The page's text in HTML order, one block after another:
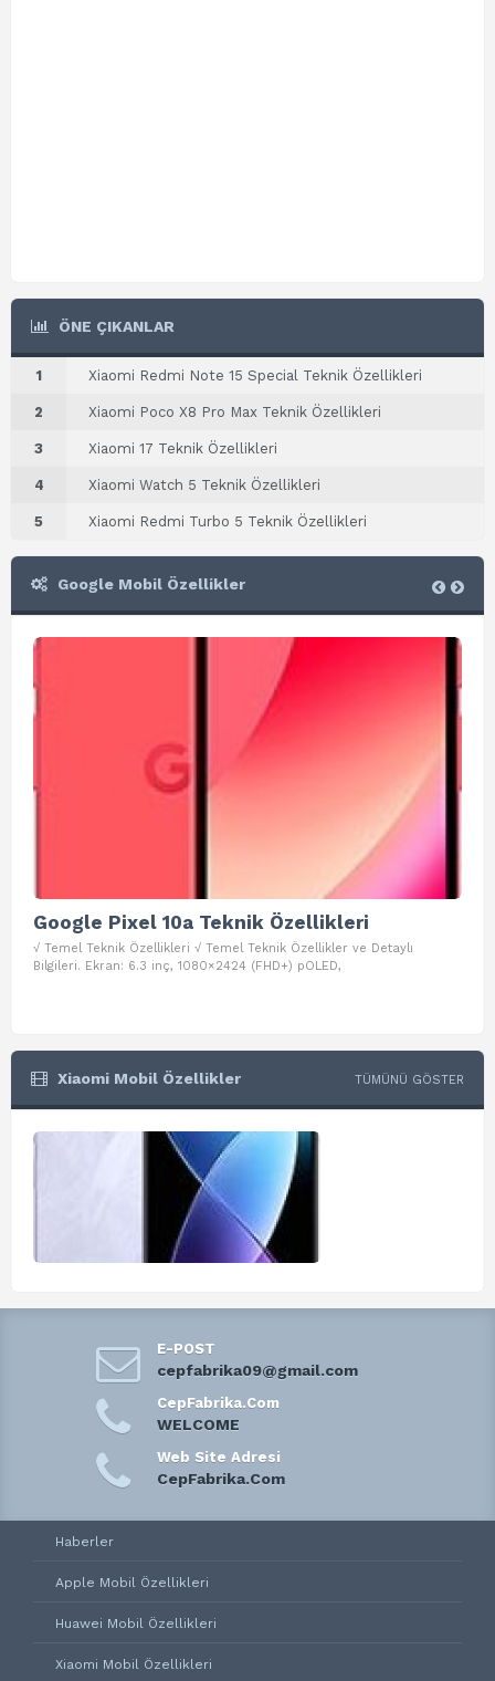
ÖNE ÇIKANLAR
1 Xiaomi Redmi Note 15 Special Teknik Özellikleri
2 Xiaomi Poco X8 Pro Max Teknik Özellikleri
3 Xiaomi 17 Teknik Özellikleri
4 Xiaomi Watch 5 Teknik Özellikleri
5 Xiaomi Redmi Turbo 5 Teknik Özellikleri
Google Mobil Özellikler
Google Pixel 10a Teknik Özellikleri
√ Temel Teknik Özellikleri √ Temel Teknik Özellikler ve Detaylı
Bilgileri. Ekran: 6.3 inç, 1080×2424 (FHD+) pOLED,
Xiaomi Mobil Özellikler TÜMÜNÜ GÖSTER
E-POST
cepfabrika09@gmail.com
CepFabrika.Com
WELCOME
Web Site Adresi
CepFabrika.Com
Haberler
Apple Mobil Özellikleri
Huawei Mobil Özellikleri
Xiaomi Mobil Özellikleri